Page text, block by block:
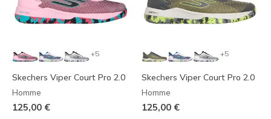
+5
Skechers Viper Court Pro 2.0
Homme
125,00 €
+5
Skechers Viper Court Pro 2.0
Homme
125,00 €